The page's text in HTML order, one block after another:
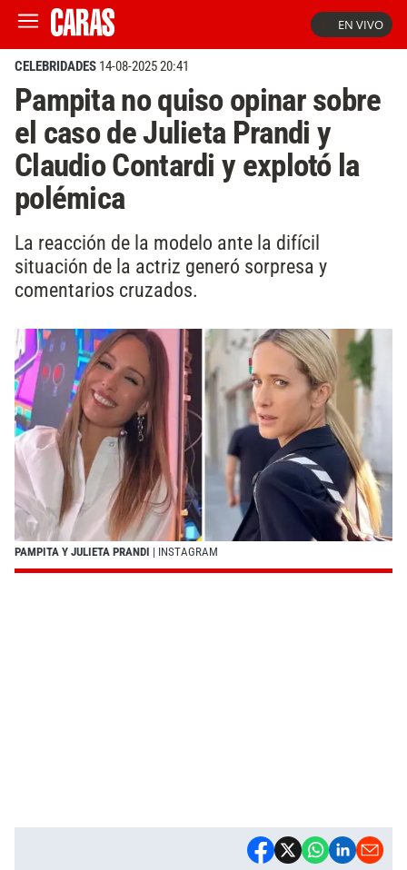
EN VIVO
CELEBRIDADES 14-08-2025 20:41
Pampita no quiso opinar sobre
el caso de Julieta Prandi y
Claudio Contardi y explotó la
polémica
La reacción de la modelo ante la difícil
situación de la actriz generó sorpresa y
comentarios cruzados.
PAMPITA Y JULIETA PRANDI | INSTAGRAM